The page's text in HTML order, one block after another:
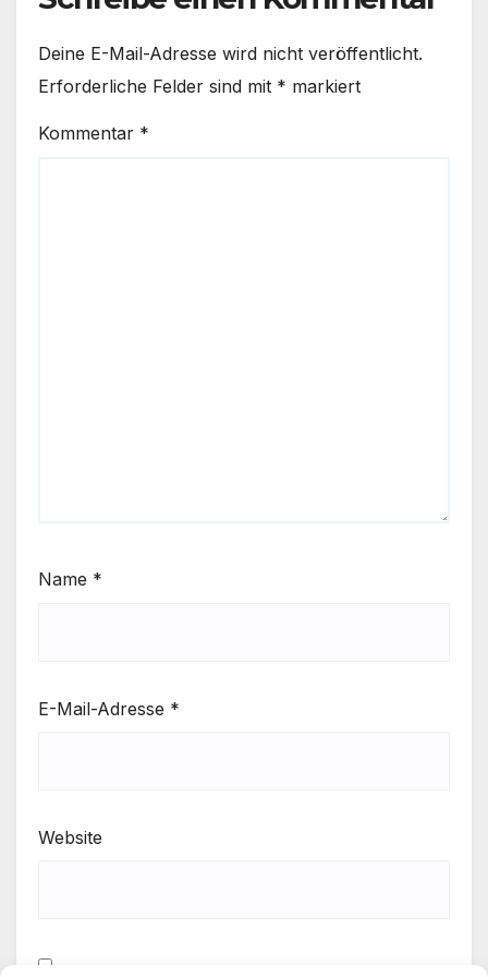
Deine E-Mail-Adresse wird nicht veröffentlicht.
Erforderliche Felder sind mit * markiert
Kommentar *
Name *
E-Mail-Adresse *
Website